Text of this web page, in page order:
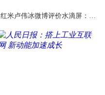
红米卢伟冰微博评价水滴屏：性